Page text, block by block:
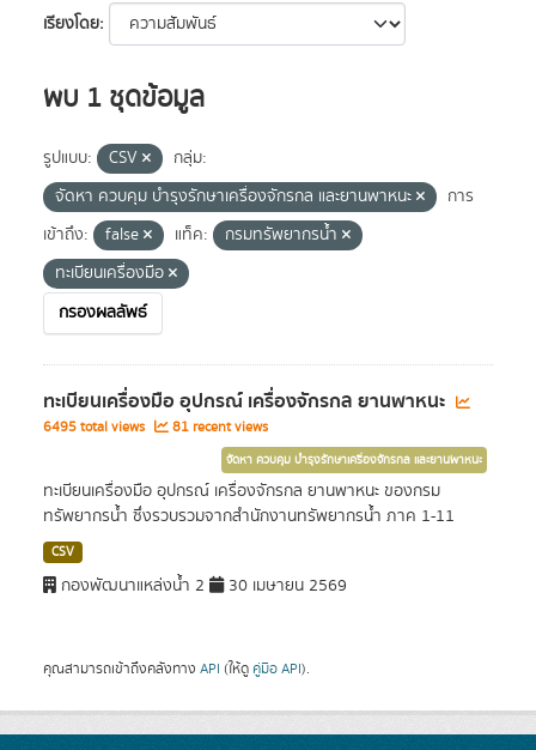
เรียงโดย
พบ 1 ชุดข้อมูล
รูปแบบ: CSV
กลุ่ม:
จัดหา ควบคุม บำรุงรักษาเครื่องจักรกล และยานพาหนะ
การ
เข้าถึง:
false แท็ค:
กรมทรัพยากรน้ำ
ทะเบียนเครื่องมือ
กรองผลลัพธ์
ทะเบียนเครื่องมือ อุปกรณ์ เครื่องจักรกล ยานพาหนะ
6495 total views 81 recent views
จัดหา ควบคุม บำรุงรักษาเครื่องจักรกล และยานพาหนะ
ทะเบียนเครื่องมือ อุปกรณ์ เครื่องจักรกล ยานพาหนะ ของกรม
ทรัพยากรน้ำ ซึ่งรวบรวมจากสำนักงานทรัพยากรน้ำ ภาค 1-11
CSV
กองพัฒนาแหล่งน้ำ 2 30 เมษายน 2569
คุณสามารถเข้าถึงคลังทาง API (ให้ดู คู่มือ API).